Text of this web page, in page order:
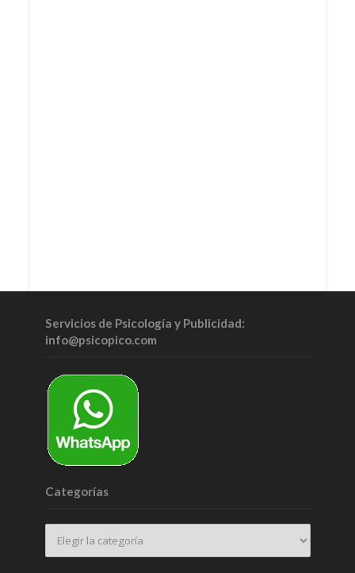
Servicios de Psicología y Publicidad:
info@psicopico.com
Categorías